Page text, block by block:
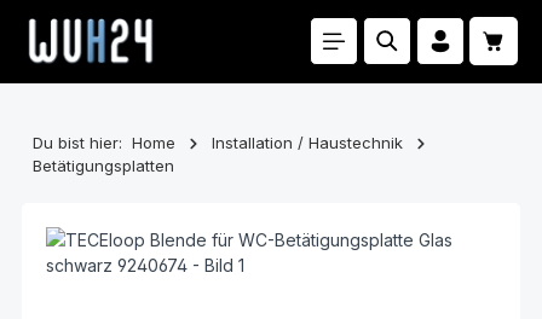
Zum Hauptinhalt springen
Du bist hier: Home
Installation / Haustechnik
Betätigungsplatten